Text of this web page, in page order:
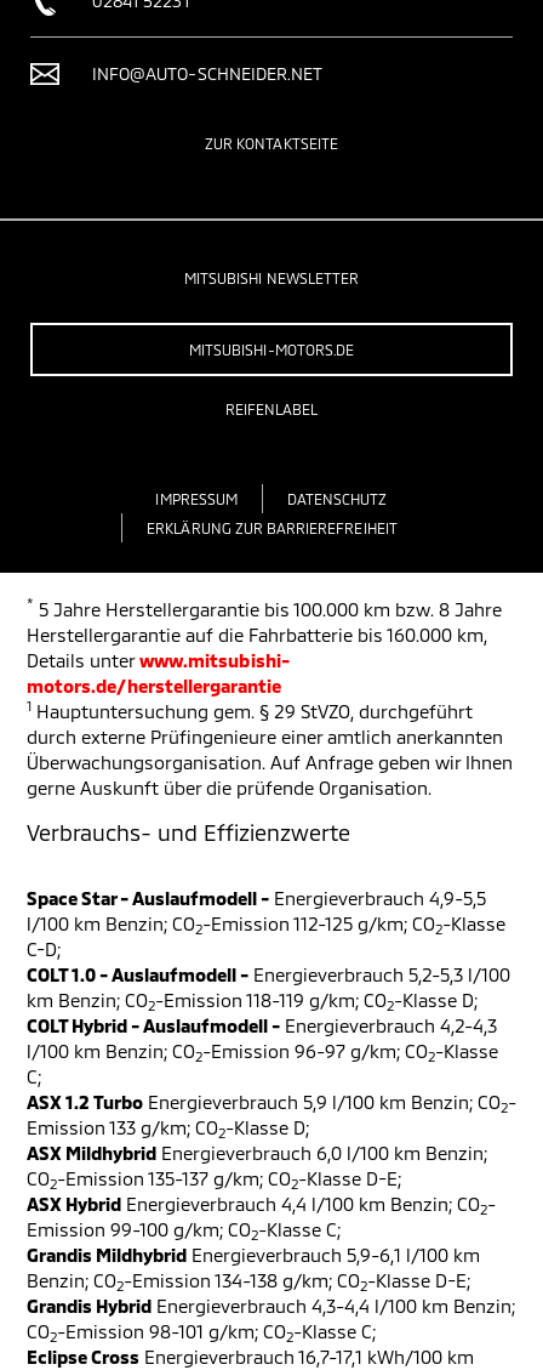
INFO@AUTO-SCHNEIDER.NET
ZUR KONTAKTSEITE
MITSUBISHI NEWSLETTER
MITSUBISHI-MOTORS.DE
REIFENLABEL
IMPRESSUM
DATENSCHUTZ
ERKLÄRUNG ZUR BARRIEREFREIHEIT
* 5 Jahre Herstellergarantie bis 100.000 km bzw. 8 Jahre
Herstellergarantie auf die Fahrbatterie bis 160.000 km,
Details unterwww.mitsubishi-
motors.de/herstellergarantie
1 Hauptuntersuchung gem. § 29 StVZO, durchgeführt
durch externe Prüfingenieure einer amtlich anerkannten
Überwachungsorganisation. Auf Anfrage geben wir Ihnen
gerne Auskunft über die prüfende Organisation.
Verbrauchs- und Effizienzwerte
Space Star - Auslaufmodell - Energieverbrauch 4,9-5,5
l/100 km Benzin; CO2-Emission 112-125 g/km; CO2-Klasse
C-D;
COLT 1.0 - Auslaufmodell - Energieverbrauch 5,2-5,3 l/100
km Benzin; CO2-Emission 118-119 g/km; CO2-Klasse D;
COLT Hybrid - Auslaufmodell - Energieverbrauch 4,2-4,3
l/100 km Benzin; CO2-Emission 96-97 g/km; CO2-Klasse
C;
ASX 1.2 Turbo Energieverbrauch 5,9 l/100 km Benzin; CO2-
Emission 133 g/km; CO2-Klasse D;
ASX Mildhybrid Energieverbrauch 6,0 l/100 km Benzin;
CO2-Emission 135-137 g/km; CO2-Klasse D-E;
ASX Hybrid Energieverbrauch 4,4 l/100 km Benzin; CO2-
Emission 99-100 g/km; CO2-Klasse C;
Grandis Mildhybrid Energieverbrauch 5,9-6,1 l/100 km
Benzin; CO2-Emission 134-138 g/km; CO2-Klasse D-E;
Grandis Hybrid Energieverbrauch 4,3-4,4 l/100 km Benzin;
CO2-Emission 98-101 g/km; CO2-Klasse C;
Eclipse Cross Energieverbrauch 16,7-17,1 kWh/100 km